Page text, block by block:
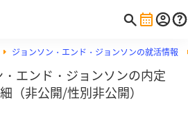
ジョンソン・エンド・ジョンソンの就活情報
エンド・ジョンソンの内定
（非公開/性別非公開）